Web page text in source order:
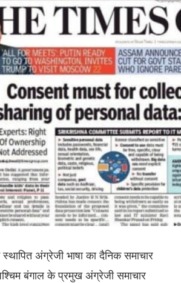
अंग्रेजी भाषा का दैनिक समाचार
बंगाल के प्रमुख अंग्रेजी समाचार